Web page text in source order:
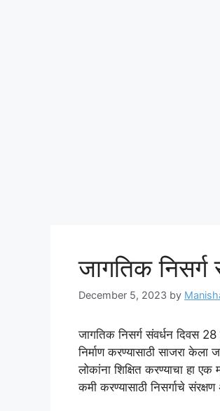
जागतिक निसर्ग
December 5, 2023 by
जागतिक निसर्ग संवर्धन दिवस 28
निर्माण करण्यासाठी साजरा केला
लोकांना शिक्षित करण्याचा हा
कमी करण्यासाठी निसर्गाचे